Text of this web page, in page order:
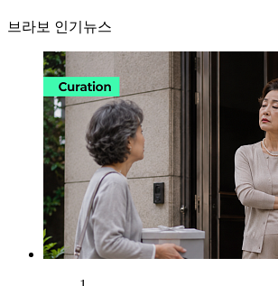
브라보 인기뉴스